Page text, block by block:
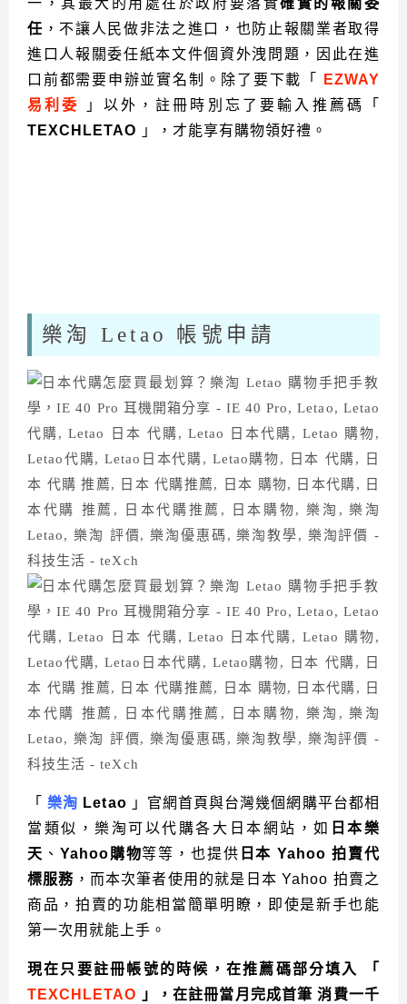
一，其最大的用處在於政府要落實確實的報關委
任 ，不讓人民做非法之進口，也防止報關業者取得
進口人報關委任紙本文件個資外洩問題，因此在進
口前都需要申辦並實名制。除了要下載「
EZWAY
易利委
」以外，註冊時別忘了要輸入推薦碼「
TEXCHLETAO
」，才能享有購物領好禮。
樂淘 Letao 帳號申請
「 樂淘 Letao 」官網首頁與台灣幾個網購平台都相
當類似，樂淘可以代購各大日本網站，如 日本樂
天 、 Yahoo購物等等，也提供 日本 Yahoo拍賣代
標服務 ，而本次筆者使用的就是日本 Yahoo 拍賣之
商品，拍賣的功能相當簡單明瞭，即使是新手也能
第一次用就能上手。
現在只要註冊帳號的時候，在推薦碼部分填入
「
TEXCHLETAO
」，在註冊當月完成首筆 消費一千